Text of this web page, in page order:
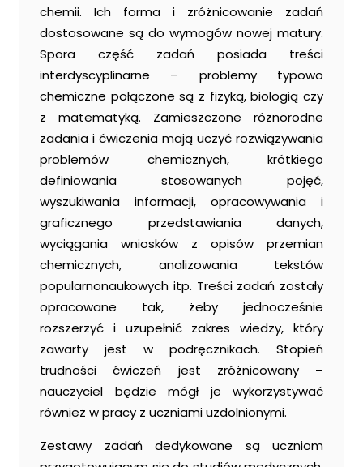
chemii. Ich forma i zróżnicowanie zadań
dostosowane są do wymogów nowej matury.
Spora część zadań posiada treści
interdyscyplinarne – problemy typowo
chemiczne połączone są z fizyką, biologią czy
z matematyką. Zamieszczone różnorodne
zadania i ćwiczenia mają uczyć rozwiązywania
problemów chemicznych, krótkiego
definiowania stosowanych pojęć,
wyszukiwania informacji, opracowywania i
graficznego przedstawiania danych,
wyciągania wniosków z opisów przemian
chemicznych, analizowania tekstów
popularnonaukowych itp. Treści zadań zostały
opracowane tak, żeby jednocześnie
rozszerzyć i uzupełnić zakres wiedzy, który
zawarty jest w podręcznikach. Stopień
trudności ćwiczeń jest zróżnicowany –
nauczyciel będzie mógł je wykorzystywać
również w pracy z uczniami uzdolnionymi.
Zestawy zadań dedykowane są uczniom